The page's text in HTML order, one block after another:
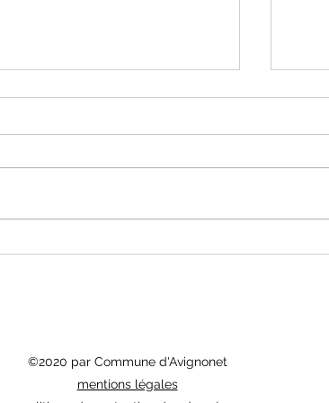
On en parle à Avignonet : Bulletin
On
©2020 par Commune d'Avignonet
mentions légales